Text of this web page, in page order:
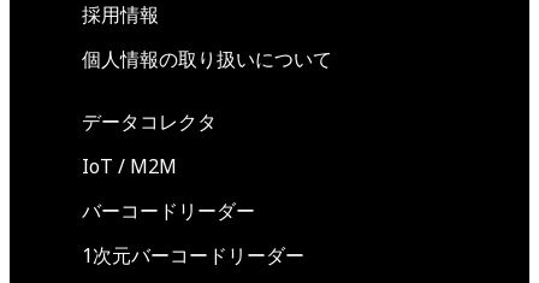
採用情報
個人情報の取り扱いについて
データコレクタ
IoT / M2M
バーコードリーダー
1次元バーコードリーダー